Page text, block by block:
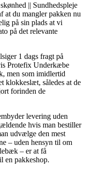
|| Sundhedspleje
du mangler pakken nu
på sin plads at vi
på det relevante
1 dags fragt på
Protefix Underkæbe
men som imidlertid
klokkeslæt, således at de
forinden de
levering uden
hvis man bestiller
udvælge den mest
– uden hensyn til om
– er at få
en pakkeshop.